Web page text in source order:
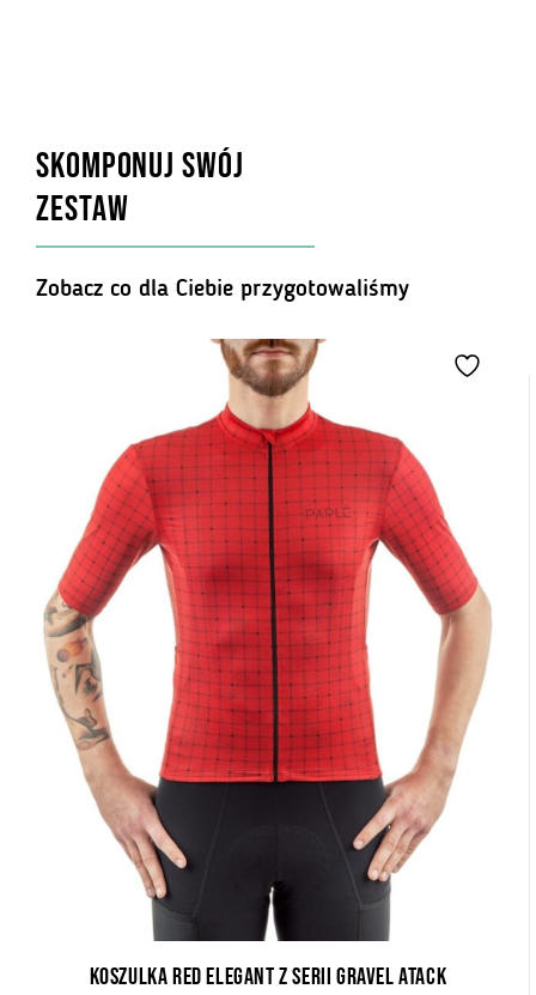
SKOMPONUJ SWÓJ
ZESTAW
Zobacz co dla Ciebie przygotowaliśmy
Koszulka Red Elegant z serii Gravel Atack